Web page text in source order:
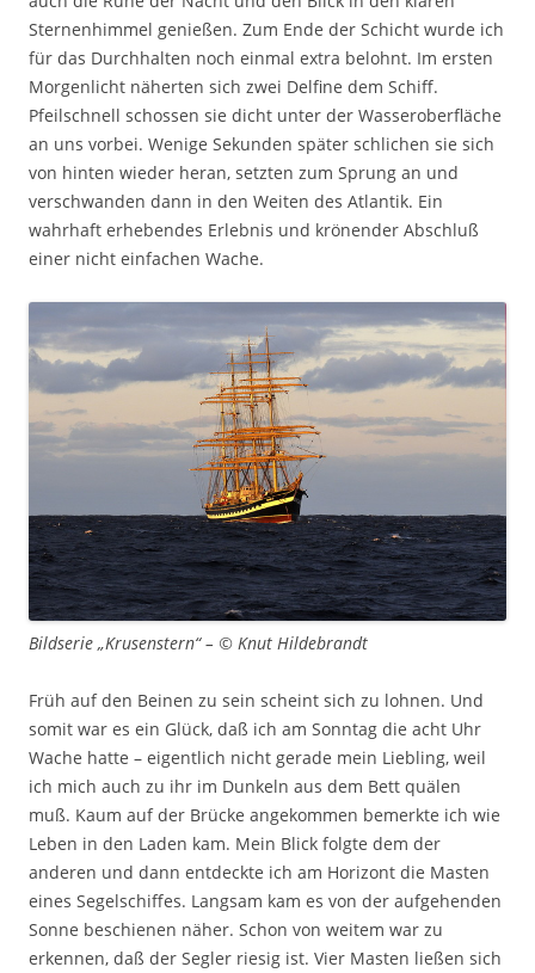
Sternenhimmel genießen. Zum Ende der Schicht wurde ich
für das Durchhalten noch einmal extra belohnt. Im ersten
Morgenlicht näherten sich zwei Delfine dem Schiff.
Pfeilschnell schossen sie dicht unter der Wasseroberfläche
an uns vorbei. Wenige Sekunden später schlichen sie sich
von hinten wieder heran, setzten zum Sprung an und
verschwanden dann in den Weiten des Atlantik. Ein
wahrhaft erhebendes Erlebnis und krönender Abschluß
einer nicht einfachen Wache.
Bildserie „Krusenstern“ – © Knut Hildebrandt
Früh auf den Beinen zu sein scheint sich zu lohnen. Und
somit war es ein Glück, daß ich am Sonntag die acht Uhr
Wache hatte – eigentlich nicht gerade mein Liebling, weil
ich mich auch zu ihr im Dunkeln aus dem Bett quälen
muß. Kaum auf der Brücke angekommen bemerkte ich wie
Leben in den Laden kam. Mein Blick folgte dem der
anderen und dann entdeckte ich am Horizont die Masten
eines Segelschiffes. Langsam kam es von der aufgehenden
Sonne beschienen näher. Schon von weitem war zu
erkennen, daß der Segler riesig ist. Vier Masten ließen sich